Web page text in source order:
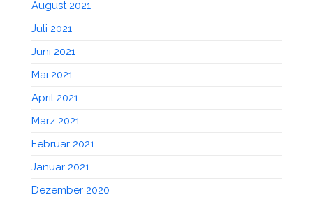
August 2021
Juli 2021
Juni 2021
Mai 2021
April 2021
März 2021
Februar 2021
Januar 2021
Dezember 2020